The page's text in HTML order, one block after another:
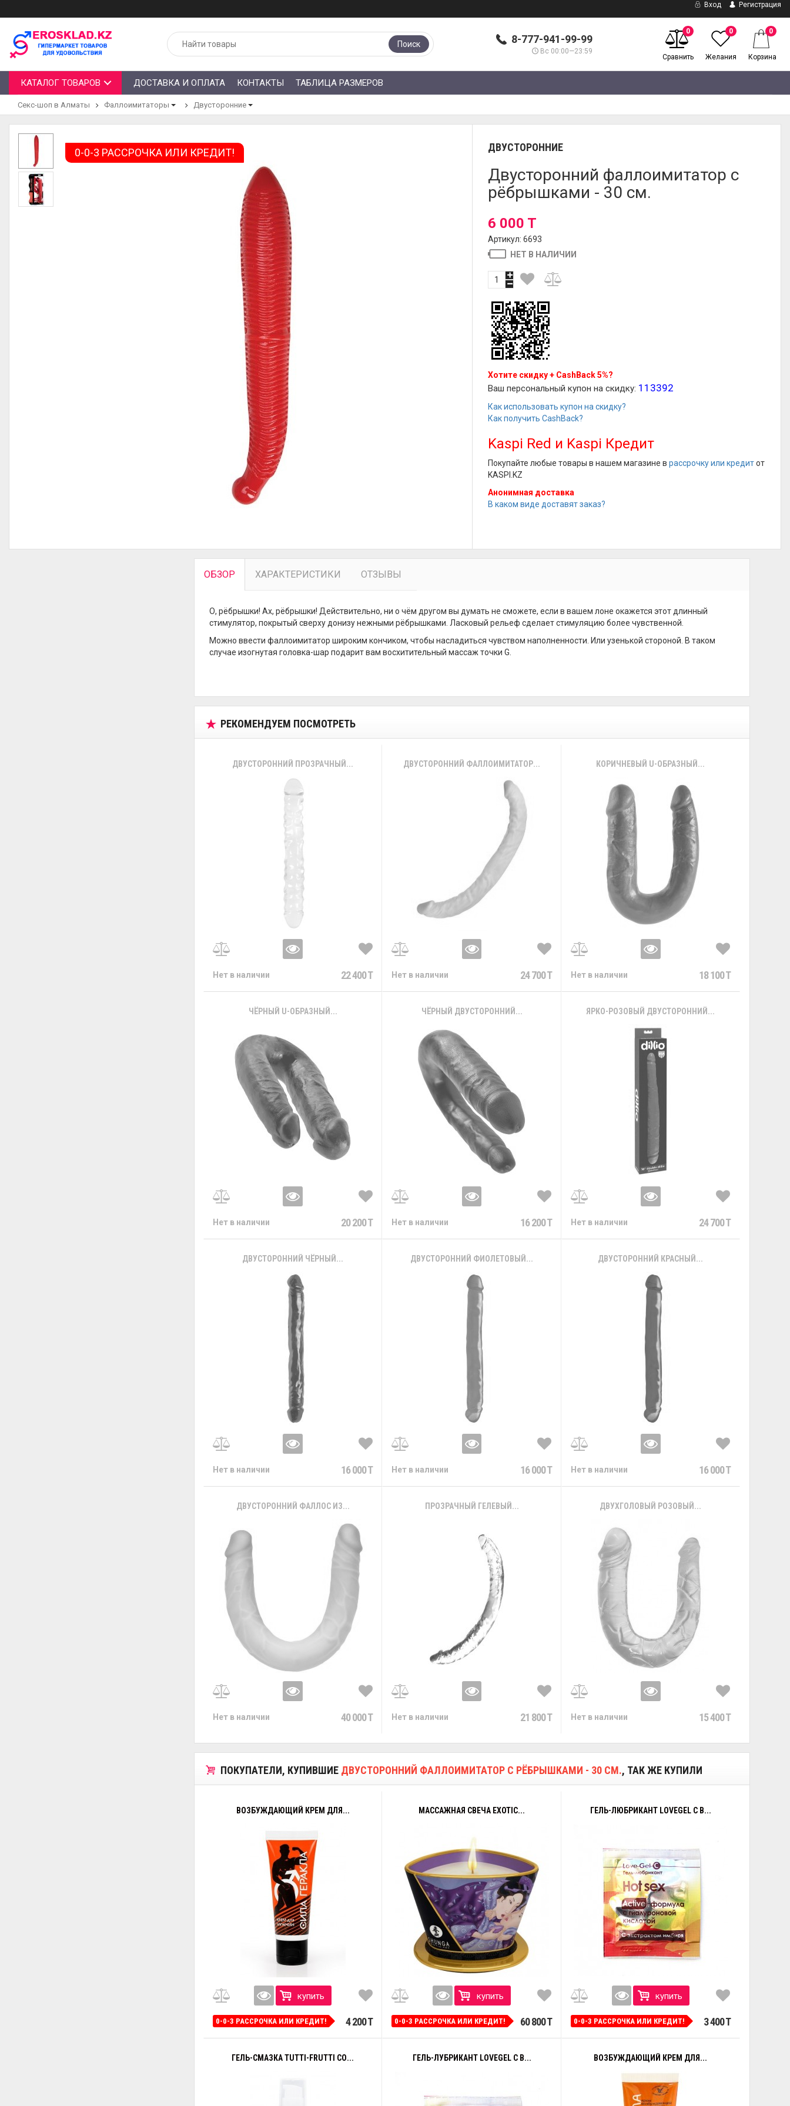
Вход Регистрация
8-777-941-99-99
Вс 00:00—23:59
Поиск
0
Сравнить
0
Желания
0
Корзина
КАТАЛОГ ТОВАРОВ ДОСТАВКА И ОПЛАТА КОНТАКТЫ ТАБЛИЦА РАЗМЕРОВ
Секс-шоп в Алматы Фаллоимитаторы Двусторонние
0-0-3 РАССРОЧКА ИЛИ КРЕДИТ! ДВУСТОРОННИЕ
Двусторонний фаллоимитатор с
рёбрышками - 30 см.
6 000 T
Артикул: 6693
НЕТ В НАЛИЧИИ
Хотите скидку + CashBack 5%?
Ваш персональный купон на скидку: 113392
Как использовать купон на скидку?
Как получить CashBack?
Kaspi Red и Kaspi Кредит
Покупайте любые товары в нашем магазине врассрочку или кредитот
KASPI.KZ
Анонимная доставка
В каком виде доставят заказ?
ОБЗОР ХАРАКТЕРИСТИКИ ОТЗЫВЫ
О, рёбрышки! Ах, рёбрышки! Действительно, ни о чём другом вы думать не сможете, если в вашем лоне окажется этот длинный
стимулятор, покрытый сверху донизу нежными рёбрышками. Ласковый рельеф сделает стимуляцию более чувственной.
Можно ввести фаллоимитатор широким кончиком, чтобы насладиться чувством наполненности. Или узенькой стороной. В таком
случае изогнутая головка-шар подарит вам восхитительный массаж точки G.
РЕКОМЕНДУЕМ ПОСМОТРЕТЬ
ДВУСТОРОННИЙ ПРОЗРАЧНЫЙ...
Нет в наличии 22 400 T
ДВУСТОРОННИЙ ФАЛЛОИМИТАТОР...
Нет в наличии 24 700 T
КОРИЧНЕВЫЙ U-ОБРАЗНЫЙ...
Нет в наличии 18 100 T
ЧЁРНЫЙ U-ОБРАЗНЫЙ...
Нет в наличии 20 200 T
ЧЁРНЫЙ ДВУСТОРОННИЙ...
Нет в наличии 16 200 T
ЯРКО-РОЗОВЫЙ ДВУСТОРОННИЙ...
Нет в наличии 24 700 T
ДВУСТОРОННИЙ ЧЁРНЫЙ...
Нет в наличии 16 000 T
ДВУСТОРОННИЙ ФИОЛЕТОВЫЙ...
Нет в наличии 16 000 T
ДВУСТОРОННИЙ КРАСНЫЙ...
Нет в наличии 16 000 T
ДВУСТОРОННИЙ ФАЛЛОС ИЗ...
Нет в наличии 40 000 T
ПРОЗРАЧНЫЙ ГЕЛЕВЫЙ...
Нет в наличии 21 800 T
ДВУХГОЛОВЫЙ РОЗОВЫЙ...
Нет в наличии 15 400 T
ПОКУПАТЕЛИ, КУПИВШИЕ ДВУСТОРОННИЙ ФАЛЛОИМИТАТОР С РЁБРЫШКАМИ - 30 СМ., ТАК ЖЕ КУПИЛИ
ВОЗБУЖДАЮЩИЙ КРЕМ ДЛЯ...
купить
0-0-3 РАССРОЧКА ИЛИ КРЕДИТ! 4 200 T
МАССАЖНАЯ СВЕЧА EXOTIC...
купить
0-0-3 РАССРОЧКА ИЛИ КРЕДИТ! 60 800 T
ГЕЛЬ-ЛЮБРИКАНТ LOVEGEL C В...
купить
0-0-3 РАССРОЧКА ИЛИ КРЕДИТ! 3 400 T
ГЕЛЬ-СМАЗКА TUTTI-FRUTTI СО... ГЕЛЬ-ЛУБРИКАНТ LOVEGEL C В... ВОЗБУЖДАЮЩИЙ КРЕМ ДЛЯ...